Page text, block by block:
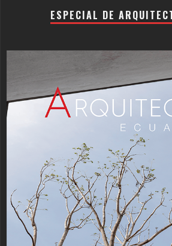
ESPECIAL DE